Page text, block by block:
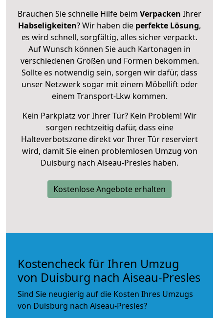
Brauchen Sie schnelle Hilfe beim Verpacken Ihrer
Habseligkeiten? Wir haben die perfekte Lösung,
es wird schnell, sorgfältig, alles sicher verpackt.
Auf Wunsch können Sie auch Kartonagen in
verschiedenen Größen und Formen bekommen.
Sollte es notwendig sein, sorgen wir dafür, dass
unser Netzwerk sogar mit einem Möbellift oder
einem Transport-Lkw kommen.
Kein Parkplatz vor Ihrer Tür? Kein Problem! Wir
sorgen rechtzeitig dafür, dass eine
Halteverbotszone direkt vor Ihrer Tür reserviert
wird, damit Sie einen problemlosen Umzug von
Duisburg nach Aiseau-Presles haben.
Kostenlose Angebote erhalten
Kostencheck für Ihren Umzug
von Duisburg nach Aiseau-Presles
Sind Sie neugierig auf die Kosten Ihres Umzugs
von Duisburg nach Aiseau-Presles?